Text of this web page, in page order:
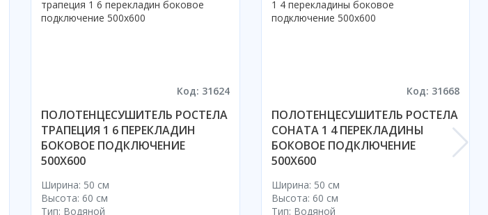
Код: 31624
ПОЛОТЕНЦЕСУШИТЕЛЬ РОСТЕЛА
ТРАПЕЦИЯ 1 6 ПЕРЕКЛАДИН
БОКОВОЕ ПОДКЛЮЧЕНИЕ
500X600
Ширина: 50 см
Высота: 60 см
Тип: Водяной
Код: 31668
ПОЛОТЕНЦЕСУШИТЕЛЬ РОСТЕЛА
СОНАТА 1 4 ПЕРЕКЛАДИНЫ
БОКОВОЕ ПОДКЛЮЧЕНИЕ
500X600
Ширина: 50 см
Высота: 60 см
Тип: Водяной